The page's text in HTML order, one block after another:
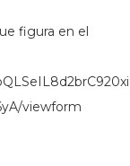
figura en el
viewform